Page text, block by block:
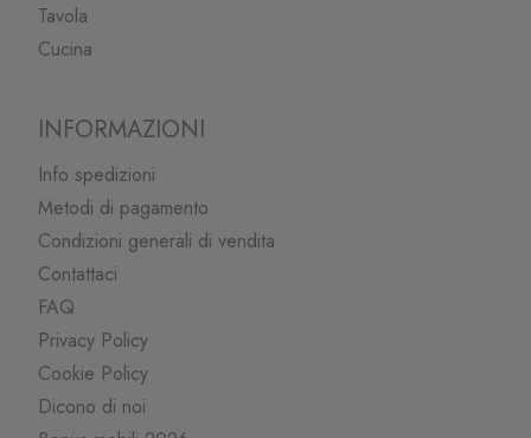
Tavola
Cucina
INFORMAZIONI
Info spedizioni
Metodi di pagamento
Condizioni generali di vendita
Contattaci
FAQ
Privacy Policy
Cookie Policy
Dicono di noi